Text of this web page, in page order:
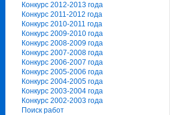
Конкурс 2012-2013 года
Конкурс 2011-2012 года
Конкурс 2010-2011 года
Конкурс 2009-2010 года
Конкурс 2008-2009 года
Конкурс 2007-2008 года
Конкурс 2006-2007 года
Конкурс 2005-2006 года
Конкурс 2004-2005 года
Конкурс 2003-2004 года
Конкурс 2002-2003 года
Поиск работ